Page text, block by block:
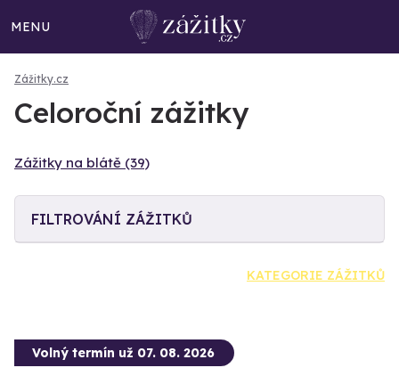
MENU
Zážitky.cz
Celoroční zážitky
Zážitky na blátě (39)
FILTROVÁNÍ ZÁŽITKŮ
KATEGORIE ZÁŽITKŮ
Volný termín už 07. 08. 2026